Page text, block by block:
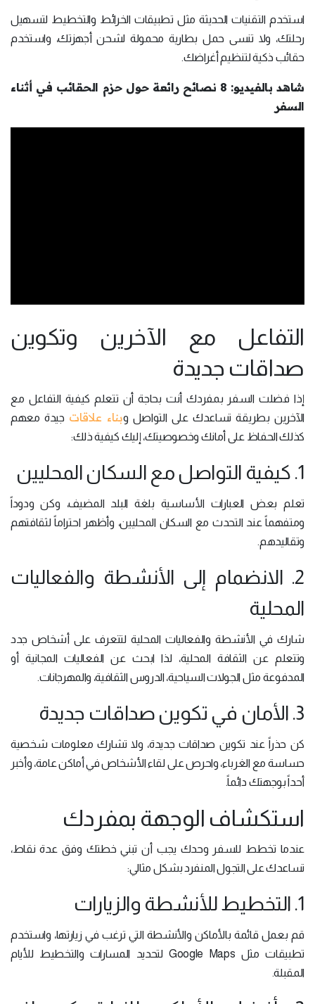
استخدم التقنيات الحديثة مثل تطبيقات الخرائط والتخطيط لتسهيل
رحلتك، ولا تنسى حمل بطارية محمولة لشحن أجهزتك، واستخدم
حقائب ذكية لتنظيم أغراضك.
شاهد بالفيديو: 8 نصائح رائعة حول حزم الحقائب في أثناء
السفر
التفاعل مع الآخرين وتكوين
صداقات جديدة
إذا فضلت السفر بمفردك أنت بحاجة أن تتعلم كيفية التفاعل مع
الآخرين بطريقة تساعدك على التواصل وبناء علاقات جيدة معهم
كذلك الحفاظ على أمانك وخصوصيتك، إليك كيفية ذلك:
1. كيفية التواصل مع السكان المحليين
تعلم بعض العبارات الأساسية بلغة البلد المضيف، وكن ودوداً
ومتفهماً عند التحدث مع السكان المحليين، وأظهر احتراماً لثقافتهم
وتقاليدهم.
2. الانضمام إلى الأنشطة والفعاليات
المحلية
شارك في الأنشطة والفعاليات المحلية لتتعرف على أشخاص جدد
وتتعلم عن الثقافة المحلية، لذا ابحث عن الفعاليات المجانية أو
المدفوعة مثل الجولات السياحية، الدروس الثقافية، والمهرجانات.
3. الأمان في تكوين صداقات جديدة
كن حذراً عند تكوين صداقات جديدة، ولا تشارك معلومات شخصية
حساسة مع الغرباء، واحرص على لقاء الأشخاص في أماكن عامة، وأخبر
أحداً بوجهتك دائماً.
استكشاف الوجهة بمفردك
عندما تخطط للسفر وحدك يجب أن تبني خطتك وفق عدة نقاط،
تساعدك على التجول المنفرد بشكل مثالي:
1. التخطيط للأنشطة والزيارات
قم بعمل قائمة بالأماكن والأنشطة التي ترغب في زيارتها، واستخدم
تطبيقات مثل Google Maps لتحديد المسارات والتخطيط للأيام
المقبلة.